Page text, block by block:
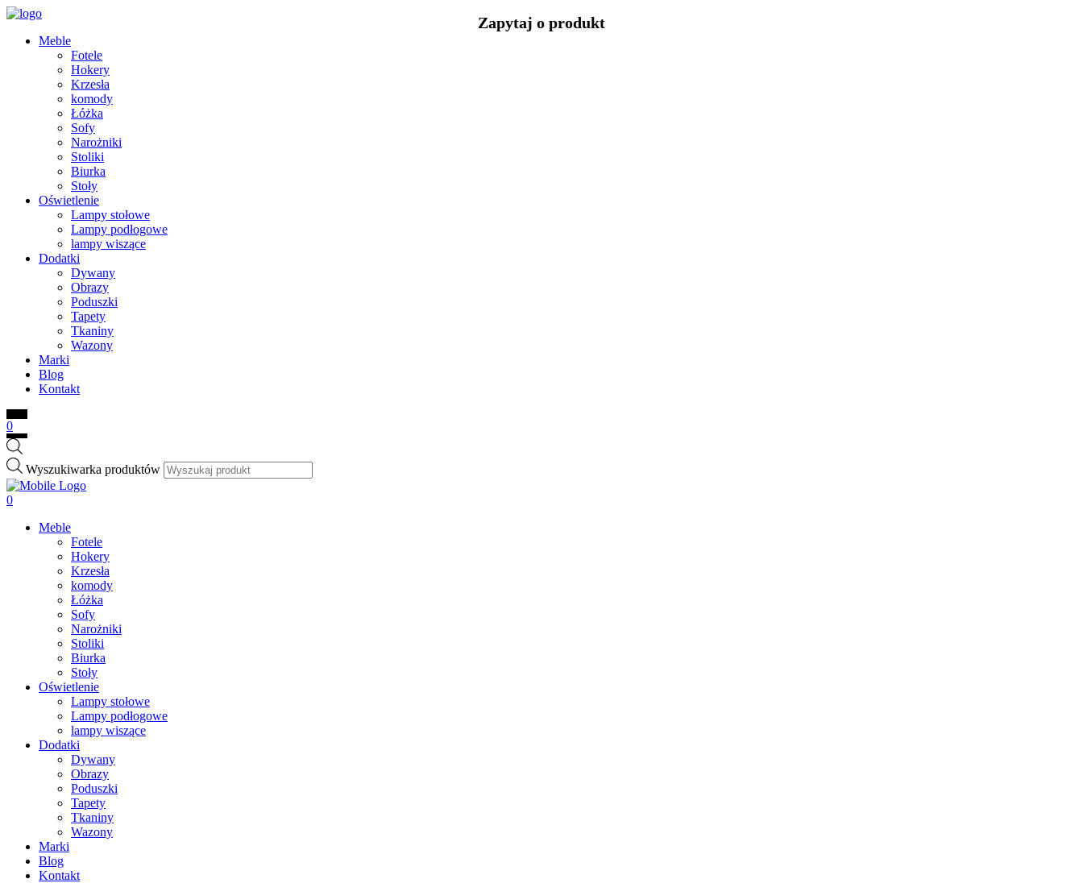
Meble
Fotele
Hokery
Krzesła
komody
Łóżka
Sofy
Narożniki
Stoliki
Biurka
Stoły
Oświetlenie
Lampy stołowe
Lampy podłogowe
lampy wiszące
Dodatki
Dywany
Obrazy
Poduszki
Tapety
Tkaniny
Wazony
Marki
Blog
Kontakt
0
Wyszukiwarka produktów
0
Meble
Fotele
Hokery
Krzesła
komody
Łóżka
Sofy
Narożniki
Stoliki
Biurka
Stoły
Oświetlenie
Lampy stołowe
Lampy podłogowe
lampy wiszące
Dodatki
Dywany
Obrazy
Poduszki
Tapety
Tkaniny
Wazony
Marki
Blog
Kontakt